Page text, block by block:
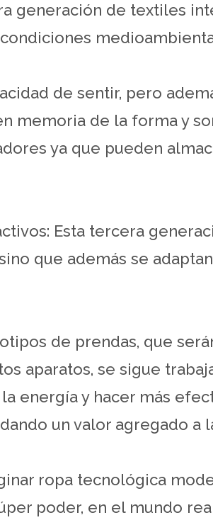
generación de textiles
de sentir, pero
memoria de la forma y
ya que pueden
Esta tercera
que además se
de prendas, que
aparatos, se sigue
energía y hacer más
un valor agregado a
ropa tecnológica
poder, en el mundo